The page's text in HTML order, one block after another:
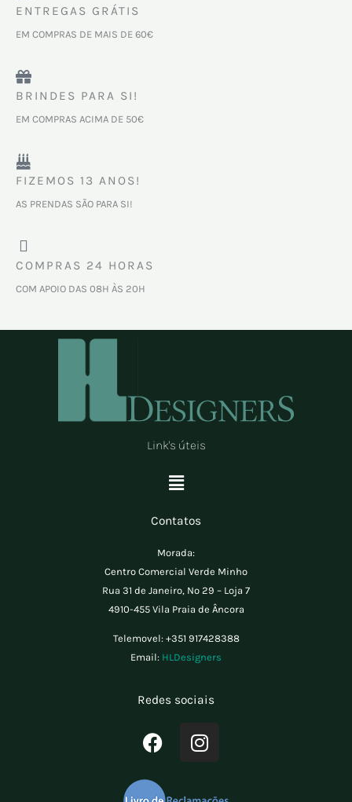
ENTREGAS GRÁTIS
EM COMPRAS DE MAIS DE 60€
BRINDES PARA SI!
EM COMPRAS ACIMA DE 50€
FIZEMOS 13 ANOS!
AS PRENDAS SÃO PARA SI!
COMPRAS 24 HORAS
COM APOIO DAS 08H ÀS 20H
Link's úteis
Menu
Contatos
Morada:
Centro Comercial Verde Minho
Rua 31 de Janeiro, Nº 29 – Loja 7
4910-455 Vila Praia de Âncora
Telemovel: +351 917428388
Email: HLDesigners
Redes sociais
F
a
e
I
n